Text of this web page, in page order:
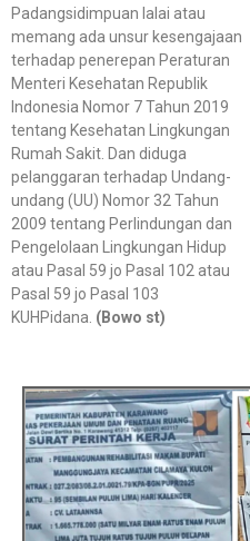
Padangsidimpuan lalai atau
memang ada unsur kesengajaan
terhadap penerepan Peraturan
Menteri Kesehatan Republik
Indonesia Nomor 7 Tahun 2019
tentang Kesehatan Lingkungan
Rumah Sakit. Dan diduga
pelanggaran terhadap Undang-
undang (UU) Nomor 32 Tahun
2009 tentang Perlindungan dan
Pengelolaan Lingkungan Hidup
atau Pasal 59 jo Pasal 102 atau
Pasal 59 jo Pasal 103
KUHPidana. (Bowo st)